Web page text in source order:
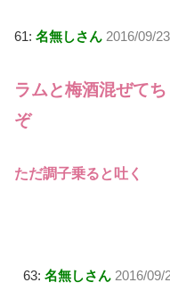
61: 名無しさん 2016/09/
ラムと梅酒混ぜて
ぞ
ただ調子乗ると吐く
63: 名無しさん 2016/09/